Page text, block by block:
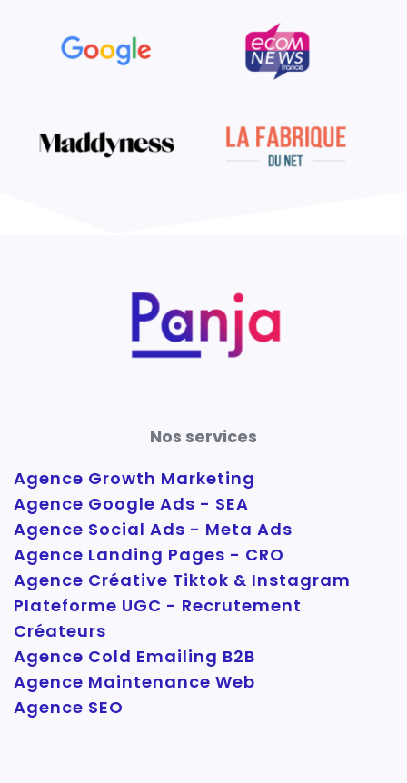
Nos services
Agence Growth Marketing
Agence Google Ads - SEA
Agence Social Ads - Meta Ads
Agence Landing Pages - CRO
Agence Créative Tiktok & Instagram
Plateforme UGC - Recrutement
Créateurs
Agence Cold Emailing B2B
Agence Maintenance Web
Agence SEO